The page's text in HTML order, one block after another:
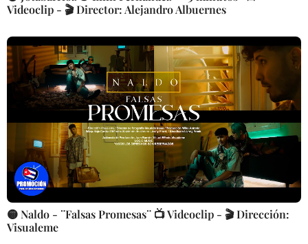
Videoclip - 🎬 Director: Alejandro Albuernes
🟡 Naldo - ¨Falsas Promesas¨ 📺 Videoclip - 🎬 Dirección:
Visualeme